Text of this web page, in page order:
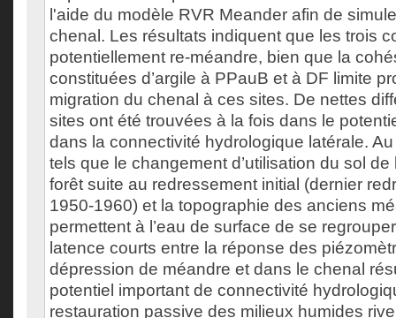
l'aide du modèle RVR Meander afin de
chenal. Les résultats indiquent que les trois
potentiellement re-méandre, bien que la
constituées d’argile à PPauB et à DF limite
migration du chenal à ces sites. De nettes
sites ont été trouvées à la fois dans le
dans la connectivité hydrologique latérale.
tels que le changement d’utilisation du sol de
forêt suite au redressement initial (dernier
1950-1960) et la topographie des anciens
permettent à l’eau de surface de se
latence courts entre la réponse des
dépression de méandre et dans le chenal
potentiel important de connectivité
restauration passive des milieux humides